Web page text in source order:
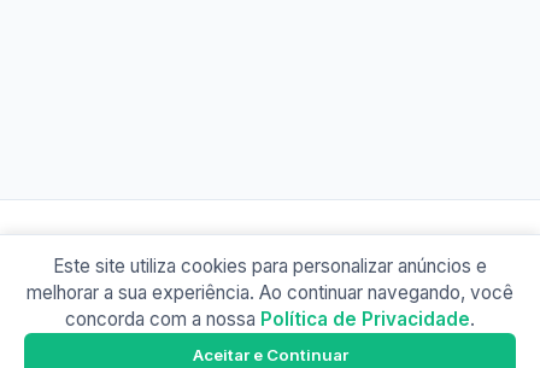
© 2026 Busão BR
Sobre Contato Política de Privacidade
Este site utiliza cookies para personalizar anúncios e
melhorar a sua experiência. Ao continuar navegando, você
concorda com a nossa Política de Privacidade.
Aceitar e Continuar